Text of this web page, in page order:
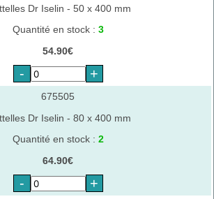
Dr Iselin - 50 x 400 mm
Quantité en stock : 3
54.90€
- +
675505
Dr Iselin - 80 x 400 mm
Quantité en stock : 2
64.90€
- +